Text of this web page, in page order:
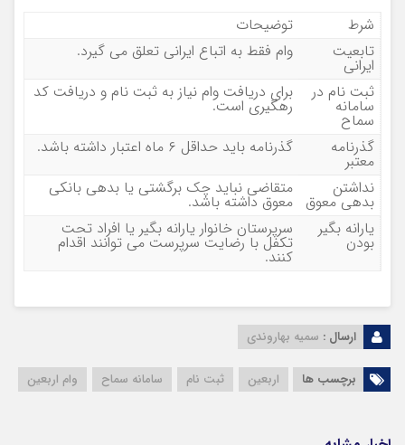
شرط
توضیحات
تابعیت
ایرانی
وام فقط به اتباع ایرانی تعلق می‌ گیرد.
ثبت‌ نام در
سامانه
سماح
برای دریافت وام نیاز به ثبت نام و دریافت کد
رهگیری است.
گذرنامه
معتبر
گذرنامه باید حداقل ۶ ماه اعتبار داشته باشد.
نداشتن
بدهی معوق
متقاضی نباید چک برگشتی یا بدهی بانکی
معوق داشته باشد.
یارانه‌ بگیر
بودن
سرپرستان خانوار یارانه‌ بگیر یا افراد تحت
تکفل با رضایت سرپرست می‌ توانند اقدام
کنند.
ارسال : سمیه بهاروندی
برچسب ها اربعین ثبت نام سامانه سماح وام اربعین